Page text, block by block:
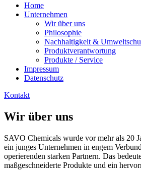
Home
Unternehmen
Wir über uns
Philosophie
Nachhaltigkeit &
Produktverantwortung
Produkte / Service
Impressum
Datenschutz
Kontakt
Wir über uns
SAVO Chemicals wurde vor mehr als 20
ein junges Unternehmen in engem
operierenden starken Partnern. Das
maßgeschneiderte Produkte und ein